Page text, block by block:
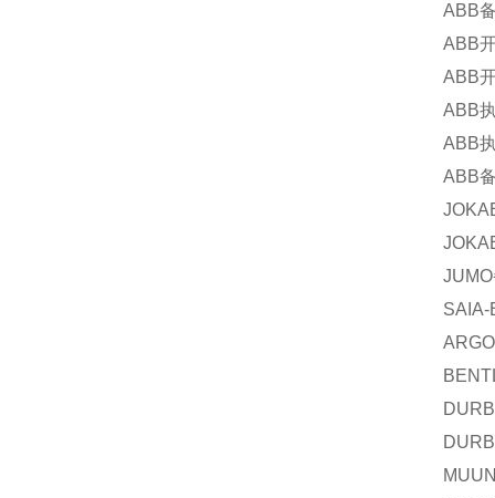
ABB
ABB
ABB
ABB
ABB
ABB
JUMO
SAIA-
ARGO